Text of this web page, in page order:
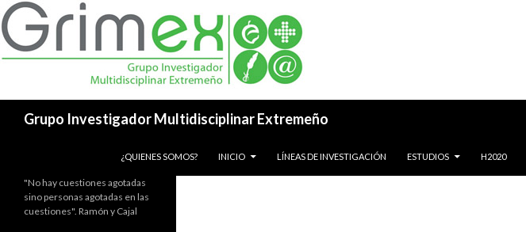
Grupo Investigador Multidisciplinar Extremeño
¿QUIENES SOMOS?
INICIO LÍNEAS DE INVESTIGACIÓN ESTUDIOS H2020
"No hay cuestiones agotadas
sino personas agotadas en las
cuestiones". Ramón y Cajal